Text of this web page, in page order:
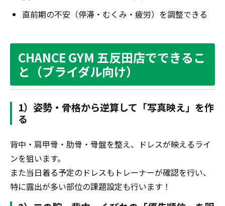
直前期の不安（停滞・むくみ・疲労）を調整できる
CHANCE GYM 五反田店でできるこ
と（ブライダル向け）
1）姿勢・骨格から逆算して「写真映え」を作
る
背中・肩甲骨・肋骨・骨盤を整え、ドレスが映えるライ
ンを狙います。
また当日着る予定のドレスもトレーナーが確認を行い、
特に露出が多い部位の課題設定も行います！